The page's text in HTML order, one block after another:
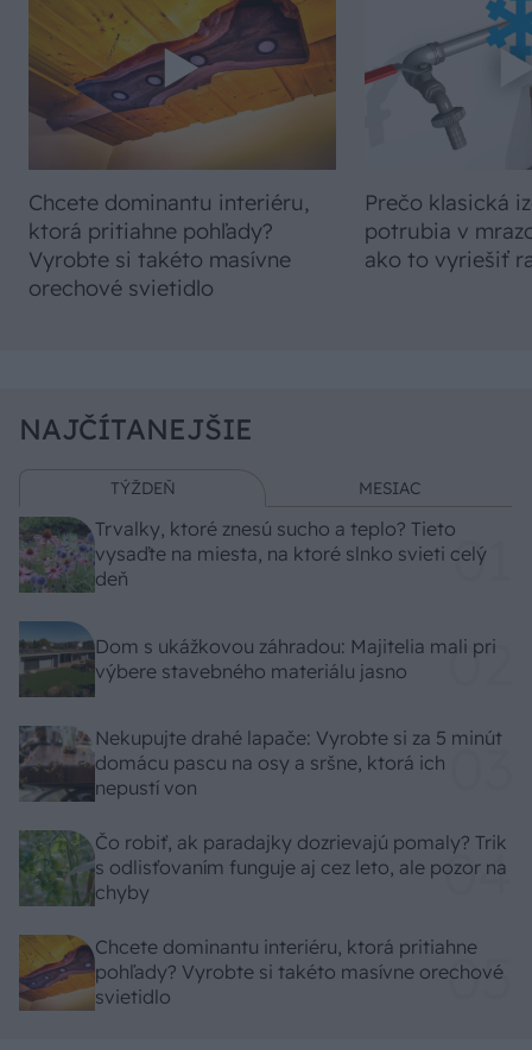
Chcete dominantu interiéru,
ktorá pritiahne pohľady?
Vyrobte si takéto masívne
orechové svietidlo
Prečo klasická
potrubia v
ako to vyriešiť
NAJČÍTANEJŠIE
TÝŽDEŇ MESIAC
Trvalky, ktoré znesú sucho a teplo? Tieto
vysaďte na miesta, na ktoré slnko svieti celý
deň
Dom s ukážkovou záhradou: Majitelia mali pri
výbere stavebného materiálu jasno
Nekupujte drahé lapače: Vyrobte si za 5 minút
domácu pascu na osy a sršne, ktorá ich
nepustí von
Čo robiť, ak paradajky dozrievajú pomaly? Trik
s odlisťovaním funguje aj cez leto, ale pozor na
chyby
Chcete dominantu interiéru, ktorá pritiahne
pohľady? Vyrobte si takéto masívne orechové
svietidlo